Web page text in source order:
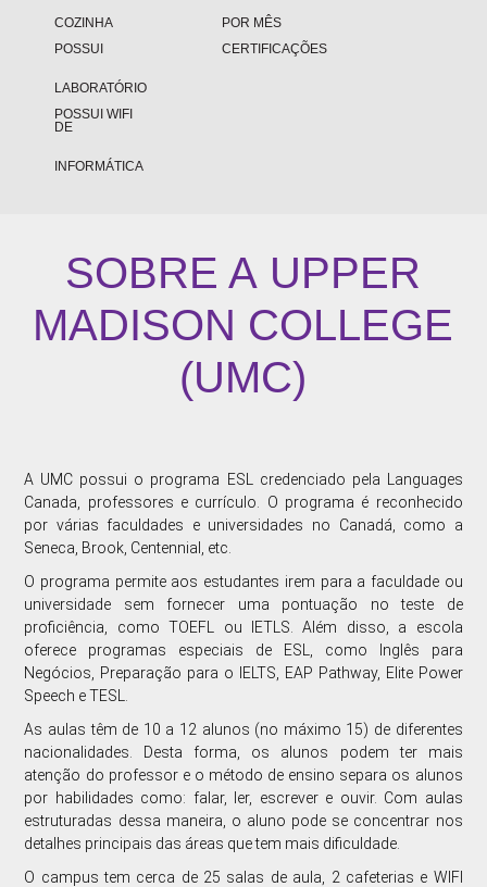
COZINHA
POR MÊS
POSSUI
LABORATÓRIO
DE
INFORMÁTICA
CERTIFICAÇÕES
POSSUI WIFI
SOBRE A UPPER
MADISON COLLEGE
(UMC)
A UMC possui o programa ESL credenciado pela Languages
Canada, professores e currículo. O programa é reconhecido
por várias faculdades e universidades no Canadá, como a
Seneca, Brook, Centennial, etc.
O programa permite aos estudantes irem para a faculdade ou
universidade sem fornecer uma pontuação no teste de
proficiência, como TOEFL ou IETLS. Além disso, a escola
oferece programas especiais de ESL, como Inglês para
Negócios, Preparação para o IELTS, EAP Pathway, Elite Power
Speech e TESL.
As aulas têm de 10 a 12 alunos (no máximo 15) de diferentes
nacionalidades. Desta forma, os alunos podem ter mais
atenção do professor e o método de ensino separa os alunos
por habilidades como: falar, ler, escrever e ouvir. Com aulas
estruturadas dessa maneira, o aluno pode se concentrar nos
detalhes principais das áreas que tem mais dificuldade.
O campus tem cerca de 25 salas de aula, 2 cafeterias e WIFI